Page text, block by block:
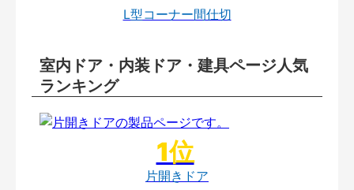
L型コーナー間仕切
室内ドア・内装ドア・建具ページ人気
ランキング
片開きドア